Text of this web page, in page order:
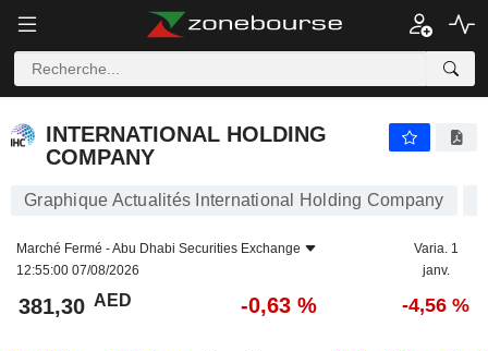
INTERNATIONAL HOLDING
COMPANY
Graphique Actualités International Holding Company
Marché Fermé -Abu Dhabi Securities Exchange
12:55:00 07/08/2026
Varia. 1
janv.
381,30 AED -0,63 % -4,56 %